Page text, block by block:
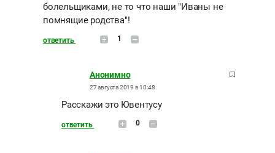
болельщиками, не то что наши "Иваны не
помнящие родства"!
ответить 1
Анонимно
27 августа 2019 в 10:48
Расскажи это Ювентусу
ответить 0